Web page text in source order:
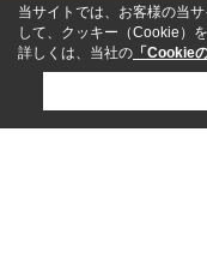
当サイトでは、お客様の当
して、クッキー（Cookie）
詳しくは、当社の 「Cookie